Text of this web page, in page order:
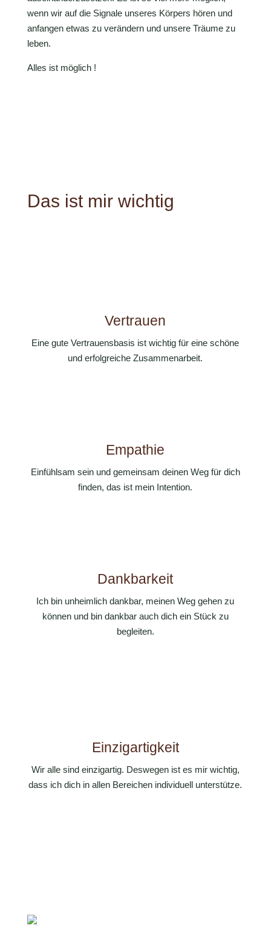
wenn wir auf die Signale unseres Körpers hören und
anfangen etwas zu verändern und unsere Träume zu
leben.
Alles ist möglich !
Das ist mir wichtig
Vertrauen
Eine gute Vertrauensbasis ist wichtig für eine schöne
und erfolgreiche Zusammenarbeit.
Empathie
Einfühlsam sein und gemeinsam deinen Weg für dich
finden, das ist mein Intention.
Dankbarkeit
Ich bin unheimlich dankbar, meinen Weg gehen zu
können und bin dankbar auch dich ein Stück zu
begleiten.
Einzigartigkeit
Wir alle sind einzigartig. Deswegen ist es mir wichtig,
dass ich dich in allen Bereichen individuell unterstütze.